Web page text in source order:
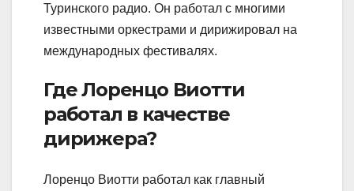
Туринского радио. Он работал с многими
известными оркестрами и дирижировал на
международных фестивалях.
Где Лоренцо Виотти
работал в качестве
дирижера?
Лоренцо Виотти работал как главный